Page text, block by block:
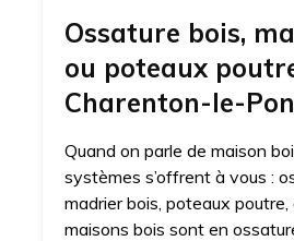
Ossature bois,
ou poteaux
Charenton-le-
Quand on parle de maison
systèmes s’offrent à vous :
madrier bois, poteaux poutre,
maisons bois sont en